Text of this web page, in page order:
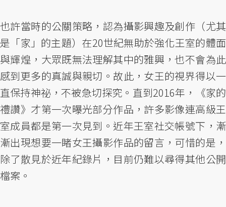
也許當時的公關策略，認為攝影興趣及創作（尤其
是「家」的主題）在20世紀無助於強化王室的體面
與輝煌，大眾既無法理解其中的雅興，也不會為此
感到更多的真誠與親切。故此，女王的視界得以一
直保持神祕，不被急切探究。直到2016年，《家的
禮讚》才第一次曝光部分作品，許多影像連高級王
室成員都是第一次見到。近年王室社交帳號下，漸
漸出現想要一睹女王攝影作品的留言，可惜的是，
除了散見於近年紀錄片，目前仍難以尋得其他公開
檔案。